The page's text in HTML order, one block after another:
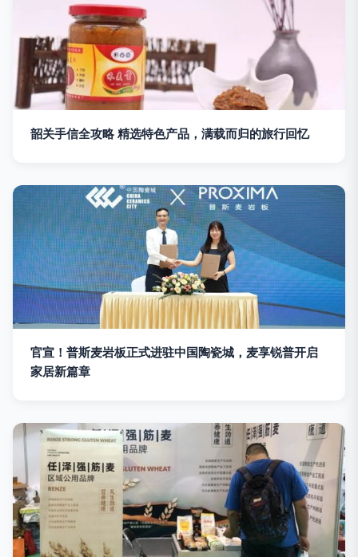
韶关手信全攻略 精选特色产品，满载而归的旅行回忆
官宣！普斯麦岩板正式进驻中国陶瓷城，麦享锐普开启
家居新篇章